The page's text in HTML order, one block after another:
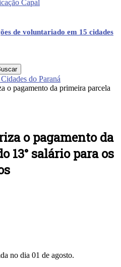
de voluntariado em 15 cidades
do Paraná
o pagamento da primeira parcela
o pagamento da
13° salário para os
no dia 01 de agosto.